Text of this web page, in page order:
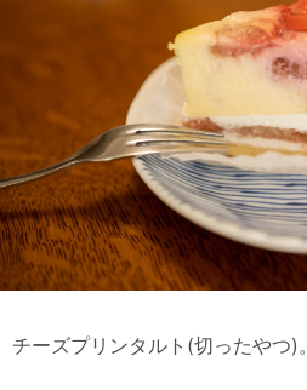
チーズプリンタルト(切ったやつ)。